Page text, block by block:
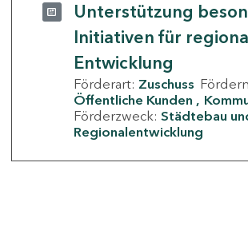
Unterstützung
Initiativen für
Entwicklung
Förderart: Zuschuss
Öffentliche Kunden
Förderzweck: Städtebau
Regionalentwicklung